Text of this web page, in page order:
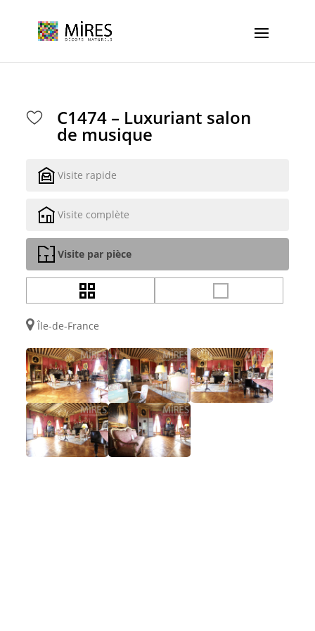
C1474 – Luxuriant salon
de musique
Visite rapide
Visite complète
Visite par pièce
Île-de-France